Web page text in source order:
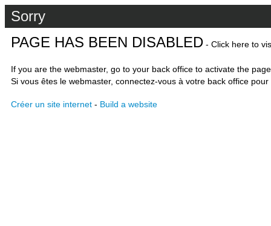
Sorry
PAGE HAS BEEN DISABLED - Click here to
If you are the webmaster, go to your back office to activate the
Si vous êtes le webmaster, connectez-vous à votre back office
Créer un site internet - Build a website